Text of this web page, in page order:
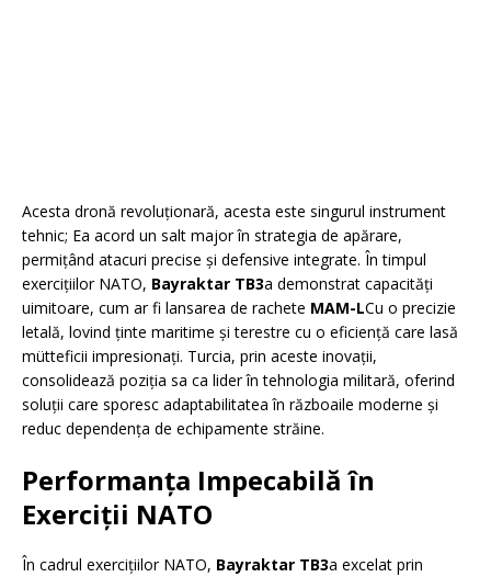
Acesta dronă revoluționară, acesta este singurul instrument
tehnic; Ea acord un salt major în strategia de apărare,
permițând atacuri precise și defensive integrate. În timpul
exercițiilor NATO, Bayraktar TB3a demonstrat capacități
uimitoare, cum ar fi lansarea de rachete MAM-LCu o precizie
letală, lovind ținte maritime și terestre cu o eficiență care lasă
mütteficii impresionați. Turcia, prin aceste inovații,
consolidează poziția sa ca lider în tehnologia militară, oferind
soluții care sporesc adaptabilitatea în războaile moderne și
reduc dependența de echipamente străine.
Performanța Impecabilă în
Exerciții NATO
În cadrul exercițiilor NATO, Bayraktar TB3a excelat prin